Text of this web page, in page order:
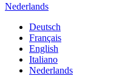
Nederlands
Deutsch
Français
English
Italiano
Nederlands